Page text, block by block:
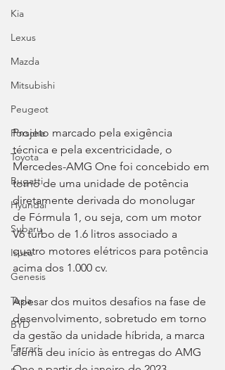
Kia
Lexus
Mazda
Mitsubishi
Peugeot
Porsche
Toyota
Bugatti
Hyundai
Subaru
Isuzu
Genesis
Tesla
BYD
Ferrari
Projeto marcado pela exigência
técnica e pela excentricidade, o
Mercedes-AMG One foi concebido em
torno de uma unidade de potência
diretamente derivada do monolugar
de Fórmula 1, ou seja, com um motor
V6 turbo de 1.6 litros associado a
quatro motores elétricos para potência
acima dos 1.000 cv.
Apesar dos muitos desafios na fase de
desenvolvimento, sobretudo em torno
da gestão da unidade híbrida, a marca
alemã deu início às entregas do AMG